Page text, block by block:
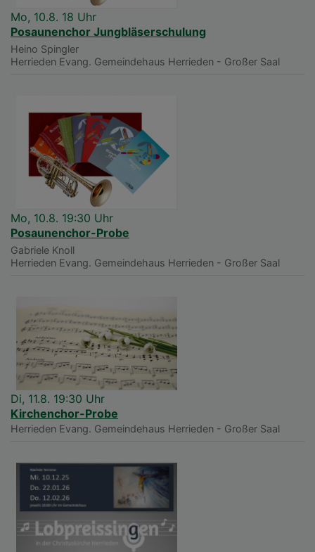
Mo, 10.8. 18 Uhr
Posaunenchor Jungbläserschulung
Heino Spingler
Herrieden Evang. Gemeindehaus Herrieden - Großer Saal
Mo, 10.8. 19:30 Uhr
Posaunenchor-Probe
Gabriele Knoll
Herrieden Evang. Gemeindehaus Herrieden - Großer Saal
Di, 11.8. 19:30 Uhr
Kirchenchor-Probe
Herrieden Evang. Gemeindehaus Herrieden - Großer Saal